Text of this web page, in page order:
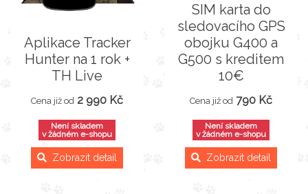
Aplikace Tracker
Hunter na 1 rok +
TH Live
Cena již od 2 990 Kč
Není skladem
v žádném e-shopu
Zobrazit detail
SIM karta do
sledovacího GPS
obojku G400 a
G500 s kreditem
10€
Cena již od 790 Kč
Není skladem
v žádném e-shopu
Zobrazit detail